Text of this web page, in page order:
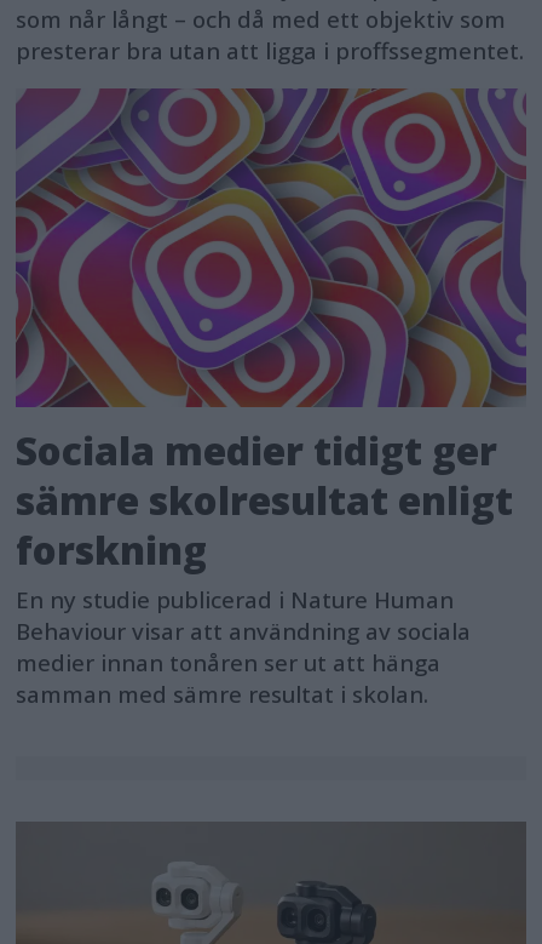
som når långt – och då med ett objektiv som
presterar bra utan att ligga i proffssegmentet.
Sociala medier tidigt ger
sämre skolresultat enligt
forskning
En ny studie publicerad i Nature Human
Behaviour visar att användning av sociala
medier innan tonåren ser ut att hänga
samman med sämre resultat i skolan.